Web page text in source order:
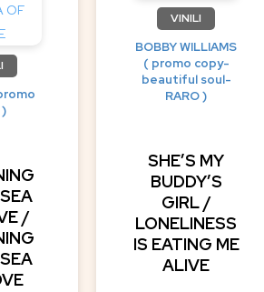
/
VINILI
BOBBY WILLIAMS
( promo copy-
beautiful soul-
RARO )
SHE’S MY
BUDDY’S
GIRL /
LONELINESS
IS EATING ME
ALIVE